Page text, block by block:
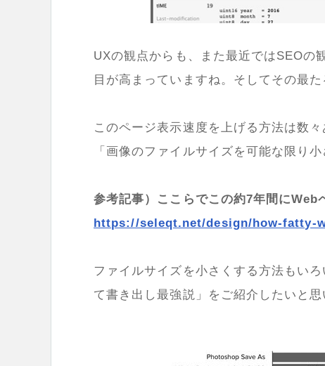
UXの観点からも、また最近ではSEOの
目が高まっていますね。そしてその最
このページ表示速度を上げる方法は数
「画像のファイルサイズを可能な限り
参考記事）ここらでこの約7年間にWeb
https://seleqt.net/design/how-fatty-
ファイルサイズを小さくする方法もい
て書き出し最強説」をご紹介したいと思